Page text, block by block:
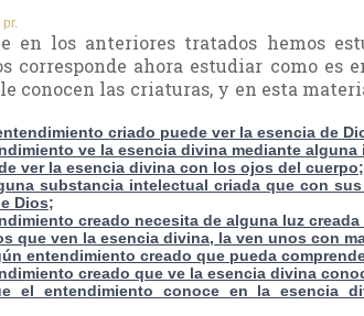
pr.
en los anteriores tratados hemos
corresponde ahora estudiar como es
le conocen las criaturas, y en esta
criado puede ver la esencia de
ve la esencia divina mediante alguna
ver la esencia divina con los ojos del cuerpo;
substancia intelectual criada que con
Dios;
creado necesita de alguna luz
que ven la esencia divina, la ven unos con
entendimiento creado que pueda
creado que ve la esencia divina
el entendimiento conoce en la esencia